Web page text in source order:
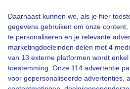
Daarnaast kunnen we, als je hier
gegevens gebruiken om onze
te personaliseren en je relevante
marketingdoeleinden delen met 4
van 13 externe platformen wordt
toestemming. Onze 114 advertentie
voor gepersonaliseerde advertenties,
Over Buienradar
Bedrijfsgegevens